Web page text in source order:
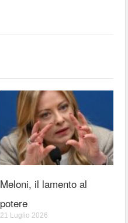
Meloni, il lamento al
potere
21 Luglio 2026